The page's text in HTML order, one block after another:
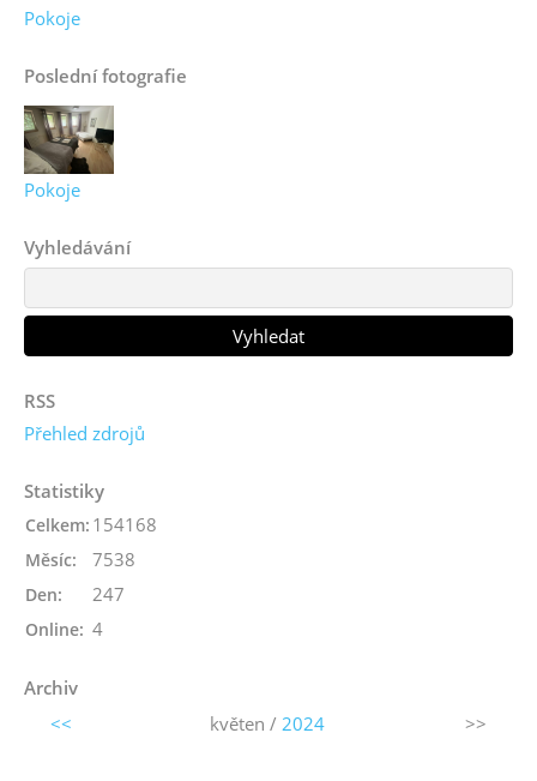
Pokoje
Poslední fotografie
Pokoje
Vyhledávání
RSS
Přehled zdrojů
Statistiky
Online: 4
Celkem: 154168
Měsíc: 7538
Den: 247
Archiv
<<
květen / 2024 >>